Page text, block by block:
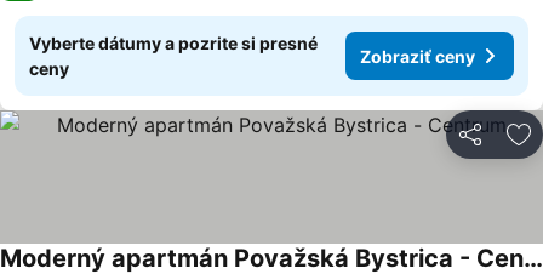
Vyberte dátumy a pozrite si presné
ceny
Zobraziť ceny
Zdieľať
Moderný apartmán Považská Bystrica - Centrum